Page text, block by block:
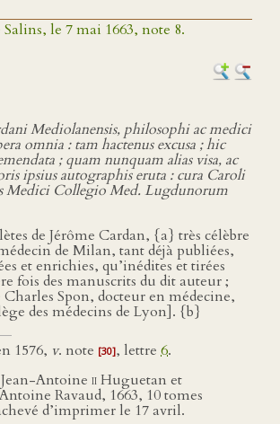
le 7 mai 1663, note 8.
Mediolanensis, philosophi ac medici
omnia : tam hactenus excusa ; hic
; quam nunquam alias visa, ac
ipsius autographis eruta : cura Caroli
Medici Collegio Med. Lugdunorum
de Jérôme Cardan, {a} très célèbre
de Milan, tant déjà publiées,
et enrichies, qu’inédites et tirées
fois des manuscrits du dit auteur ;
Charles Spon, docteur en médecine,
des médecins de Lyon]. {b}
1576, v. note [30], lettre 6.
Antoine iiHuguetan et
Ravaud, 1663, 10 tomes
d’imprimer le 17 avril.